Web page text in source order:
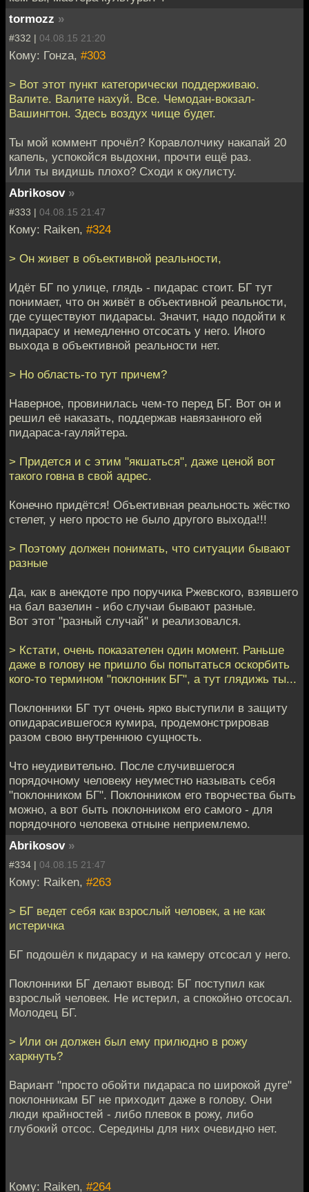
tormozz »
#332 | 04.08.15 21:20
Кому: Гонzа, #303
> Вот этот пункт категорически поддерживаю.
Валите. Валите нахуй. Все. Чемодан-вокзал-
Вашингтон. Здесь воздух чище будет.
Ты мой коммент прочёл? Коравлолчику накапай 20
капель, успокойся выдохни, прочти ещё раз.
Или ты видишь плохо? Сходи к окулисту.
Abrikosov »
#333 | 04.08.15 21:47
Кому: Raiken, #324
> Он живет в объективной реальности,
Идёт БГ по улице, глядь - пидарас стоит. БГ тут
понимает, что он живёт в объективной реальности,
где существуют пидарасы. Значит, надо подойти к
пидарасу и немедленно отсосать у него. Иного
выхода в объективной реальности нет.
> Но область-то тут причем?
Наверное, провинилась чем-то перед БГ. Вот он и
решил её наказать, поддержав навязанного ей
пидараса-гауляйтера.
> Придется и с этим "якшаться", даже ценой вот
такого говна в свой адрес.
Конечно придётся! Объективная реальность жёстко
стелет, у него просто не было другого выхода!!!
> Поэтому должен понимать, что ситуации бывают
разные
Да, как в анекдоте про поручика Ржевского, взявшего
на бал вазелин - ибо случаи бывают разные.
Вот этот "разный случай" и реализовался.
> Кстати, очень показателен один момент. Раньше
даже в голову не пришло бы попытаться оскорбить
кого-то термином "поклонник БГ", а тут глядижь ты...
Поклонники БГ тут очень ярко выступили в защиту
опидарасившегося кумира, продемонстрировав
разом свою внутреннюю сущность.
Что неудивительно. После случившегося
порядочному человеку неуместно называть себя
"поклонником БГ". Поклонником его творчества быть
можно, а вот быть поклонником его самого - для
порядочного человека отныне неприемлемо.
Abrikosov »
#334 | 04.08.15 21:47
Кому: Raiken, #263
> БГ ведет себя как взрослый человек, а не как
истеричка
БГ подошёл к пидарасу и на камеру отсосал у него.
Поклонники БГ делают вывод: БГ поступил как
взрослый человек. Не истерил, а спокойно отсосал.
Молодец БГ.
> Или он должен был ему прилюдно в рожу
харкнуть?
Вариант "просто обойти пидараса по широкой дуге"
поклонникам БГ не приходит даже в голову. Они
люди крайностей - либо плевок в рожу, либо
глубокий отсос. Середины для них очевидно нет.
Кому: Raiken, #264